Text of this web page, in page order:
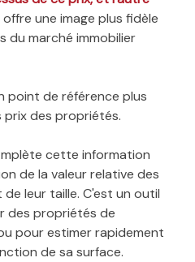
offre une image plus fidèle
du marché immobilier
point de référence plus
prix des propriétés.
cette information
de la valeur relative des
leur taille. C'est un outil
des propriétés de
pour estimer rapidement
de sa surface.